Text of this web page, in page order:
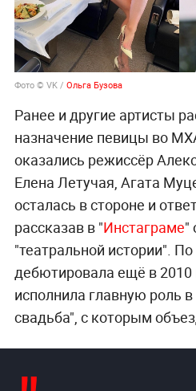
Фото © VK / Ольга Бузова
Ранее и другие артисты
назначение певицы во
оказались режиссёр
Елена Летучая, Агата
осталась в стороне и
рассказав в "Инстаграме"
"театральной истории".
дебютировала ещё в 2010
исполнила главную роль
свадьба", с которым